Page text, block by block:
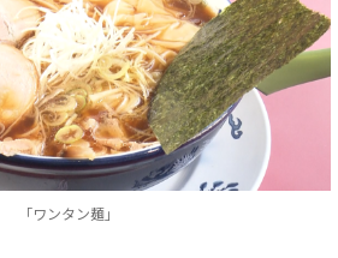
「ワンタン麺」